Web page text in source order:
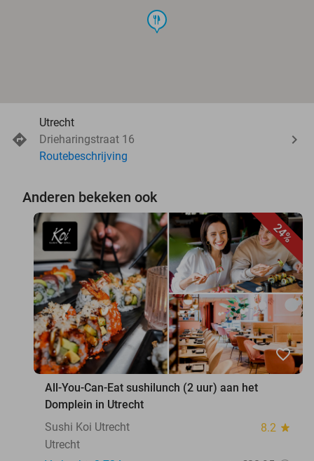
food
Utrecht
Drieharingstraat 16
Routebeschrijving
Anderen bekeken ook
24%
favorite_border
All-You-Can-Eat sushilunch (2 uur) aan het
Domplein in Utrecht
Sushi Koi Utrecht
8.2 star
Utrecht